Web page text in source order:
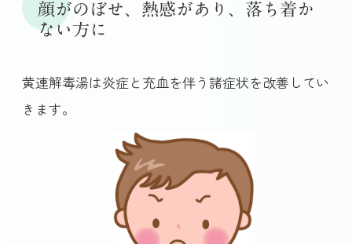
顔がのぼせ、熱感があり、落ち着か
ない方に
黄連解毒湯は炎症と充血を伴う諸症状を改善してい
きます。